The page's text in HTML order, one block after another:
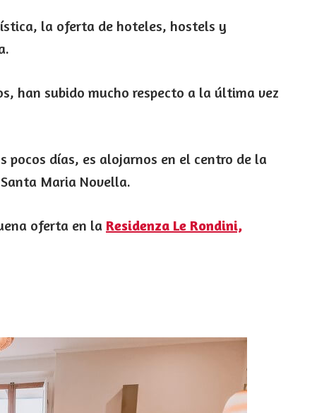
la oferta de hoteles, hostels y
han subido mucho respecto a la última vez
pocos días, es alojarnos en el centro de la
Maria Novella.
oferta en la Residenza Le Rondini,